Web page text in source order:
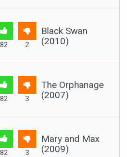
82 2
Black Swan
(2010)
82 3
The Orphanage
(2007)
82 3
Mary and Max
(2009)